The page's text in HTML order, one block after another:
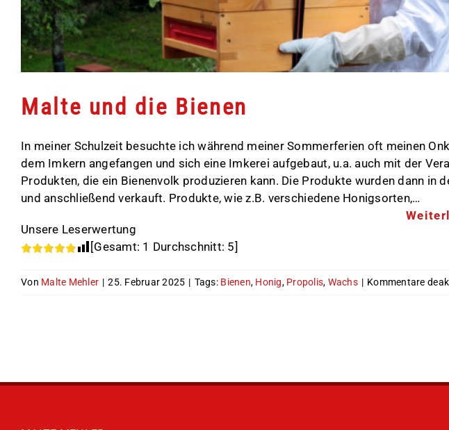
Malte und die Bienen
In meiner Schulzeit besuchte ich während meiner Sommerferien oft meinen
dem Imkern angefangen und sich eine Imkerei aufgebaut, u.a. auch mit der
Produkten, die ein Bienenvolk produzieren kann. Die Produkte wurden dann in
und anschließend verkauft. Produkte, wie z.B. verschiedene Honigsorten,…
Unsere Leserwertung
[Gesamt: 1 Durchschnitt: 5]
Von Malte Mehler | 25. Februar 2025 | Tags: Bienen, Honig, Propolis, Wachs | Kommentare